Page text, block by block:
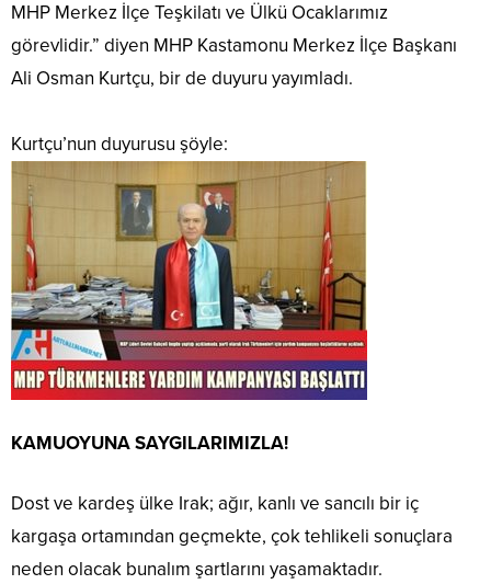
MHP Merkez İlçe Teşkilatı ve Ülkü Ocaklarımız
görevlidir.” diyen MHP Kastamonu Merkez İlçe Başkanı
Ali Osman Kurtçu, bir de duyuru yayımladı.
Kurtçu’nun duyurusu şöyle:
KAMUOYUNA SAYGILARIMIZLA!
Dost ve kardeş ülke Irak; ağır, kanlı ve sancılı bir iç
kargaşa ortamından geçmekte, çok tehlikeli sonuçlara
neden olacak bunalım şartlarını yaşamaktadır.